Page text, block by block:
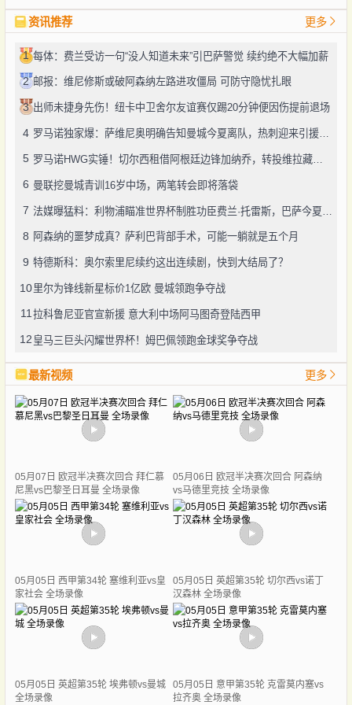
资讯推荐 更多
1 每体：费兰受访一句“没人知道未来”引巴萨警觉 续约绝不大幅加薪
2 邮报：维尼修斯或破阿森纳左路进攻僵局 可防守隐忧扎眼
3 出师未捷身先伤！纽卡中卫舍尔友谊赛仅踢20分钟便因伤提前退场
4 罗马诺独家爆：萨维尼奥明确告知曼城今夏离队，热刺迎来引援良机
5 罗马诺HWG实锤！切尔西租借阿根廷边锋加纳乔，转投维拉藏连锁效应？
6 曼联挖曼城青训16岁中场，两笔转会即将落袋
7
8 阿森纳的噩梦成真？萨利巴背部手术，可能一躺就是五个月
9 特德斯科：奥尔索里尼续约这出连续剧，快到大结局了？
10里尔为锋线新星标价1亿欧 曼城领跑争夺战
11拉科鲁尼亚官宣新援 意大利中场阿马图奇登陆西甲
12 皇马三巨头闪耀世界杯！姆巴佩领跑金球奖争夺战
最新视频 更多
05月07日 欧冠半决赛次回合 拜仁慕
尼黑vs巴黎圣日耳曼 全场录像
05月06日 欧冠半决赛次回合 阿森纳
vs马德里竞技 全场录像
05月05日 西甲第34轮 塞维利亚vs皇
家社会 全场录像
05月05日 英超第35轮 切尔西vs诺丁
汉森林 全场录像
05月05日 英超第35轮 埃弗顿vs曼城
全场录像
05月05日 意甲第35轮 克雷莫内塞vs
拉齐奥 全场录像